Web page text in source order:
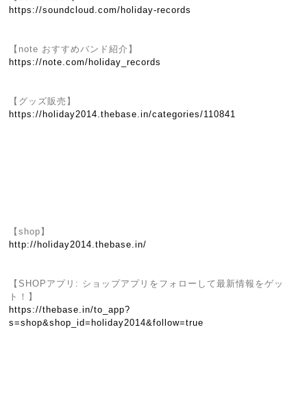
https://soundcloud.com/holiday-records
【note おすすめバンド紹介】
https://note.com/holiday_records
【グッズ販売】
https://holiday2014.thebase.in/categories/110841
【shop】
http://holiday2014.thebase.in/
【SHOPアプリ: ショップアプリをフォローして最新情報をゲッ
ト！】
https://thebase.in/to_app?
s=shop&shop_id=holiday2014&follow=true